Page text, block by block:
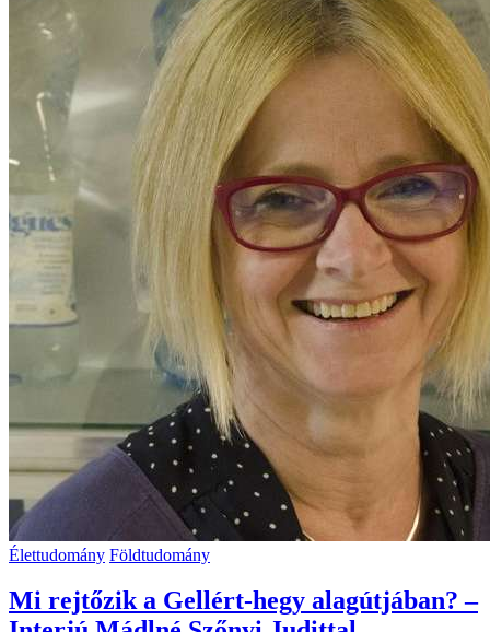
Élettudomány Földtudomány
Mi rejtőzik a Gellért-hegy alagútjában? –